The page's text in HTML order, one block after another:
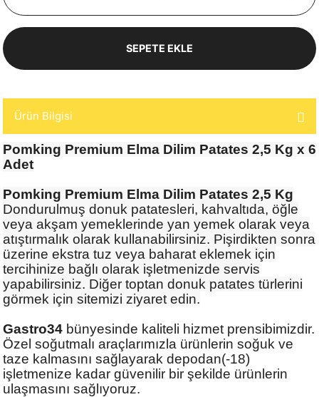
SEPETE EKLE
Ürün Bilgisi
Pomking Premium Elma Dilim Patates 2,5 Kg x 6
Adet
Pomking Premium Elma Dilim Patates 2,5 Kg
Dondurulmuş donuk patatesleri, kahvaltıda, öğle
veya akşam yemeklerinde yan yemek olarak veya
atıştırmalık olarak kullanabilirsiniz. Pişirdikten sonra
üzerine ekstra tuz veya baharat eklemek için
tercihinize bağlı olarak işletmenizde servis
yapabilirsiniz. Diğer toptan donuk patates türlerini
görmek için sitemizi ziyaret edin.
Gastro34 bünyesinde kaliteli hizmet prensibimizdir.
Özel soğutmalı araçlarımızla ürünlerin soğuk ve
taze kalmasını sağlayarak depodan(-18)
işletmenize kadar güvenilir bir şekilde ürünlerin
ulaşmasını sağlıyoruz.